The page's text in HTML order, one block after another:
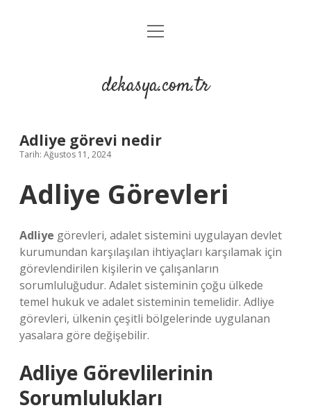
Anasayfa
Yasal Uyarı
menüyü
dekasya.com.tr
Adliye görevi nedir
Tarih: Ağustos 11, 2024
Adliye Görevleri
Adliye görevleri, adalet sistemini uygulayan devlet
kurumundan karşılaşılan ihtiyaçları karşılamak için
görevlendirilen kişilerin ve çalışanların
sorumluluğudur. Adalet sisteminin çoğu ülkede
temel hukuk ve adalet sisteminin temelidir. Adliye
görevleri, ülkenin çeşitli bölgelerinde uygulanan
yasalara göre değişebilir.
Adliye Görevlilerinin
Sorumlulukları